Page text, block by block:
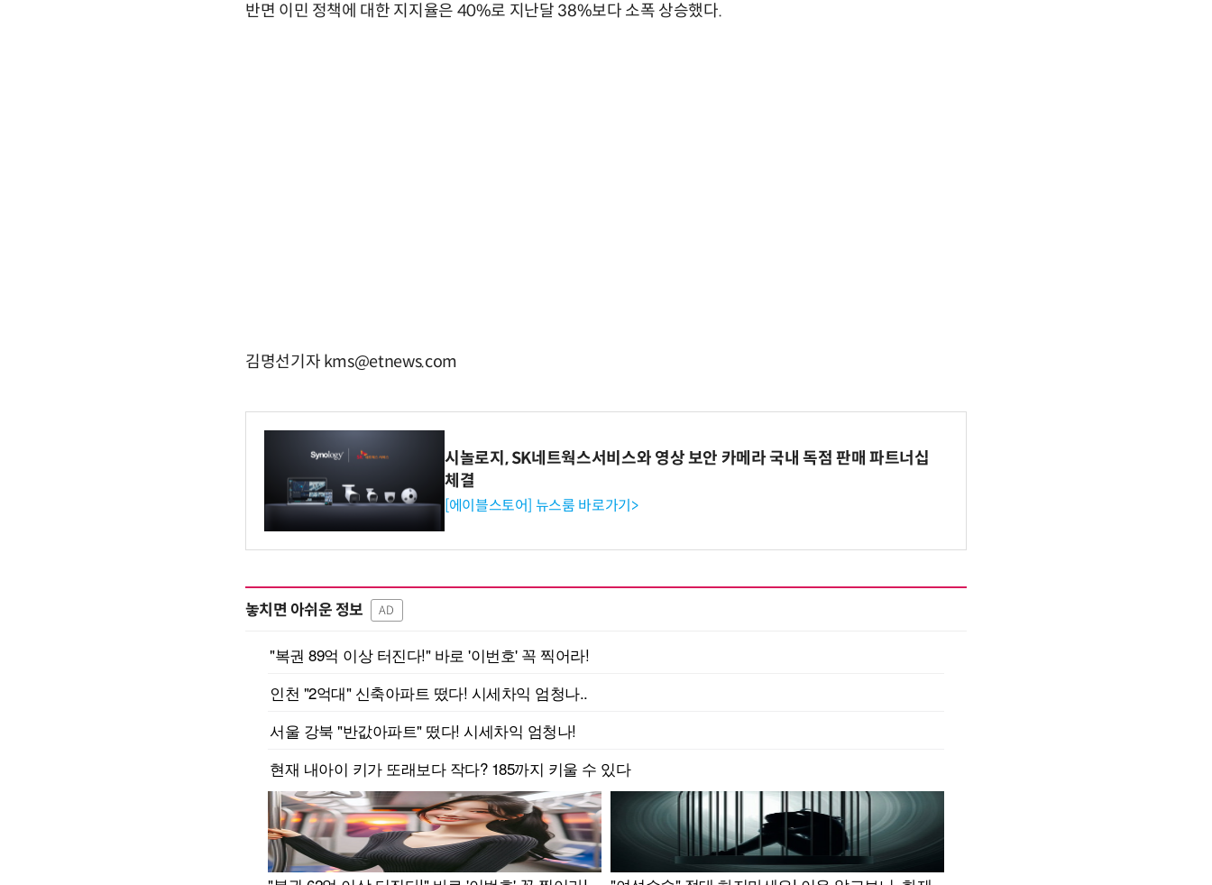
반면 이민 정책에 대한 지지율은 40%로 지난달 38%보다 소폭 상승했다.
김명선기자 kms@etnews.com
시놀로지, SK네트웍스서비스와 영상 보안 카메라 국내 독점 판매 파트너십
체결
[에이블스토어] 뉴스룸 바로가기>
놓치면 아쉬운 정보 AD